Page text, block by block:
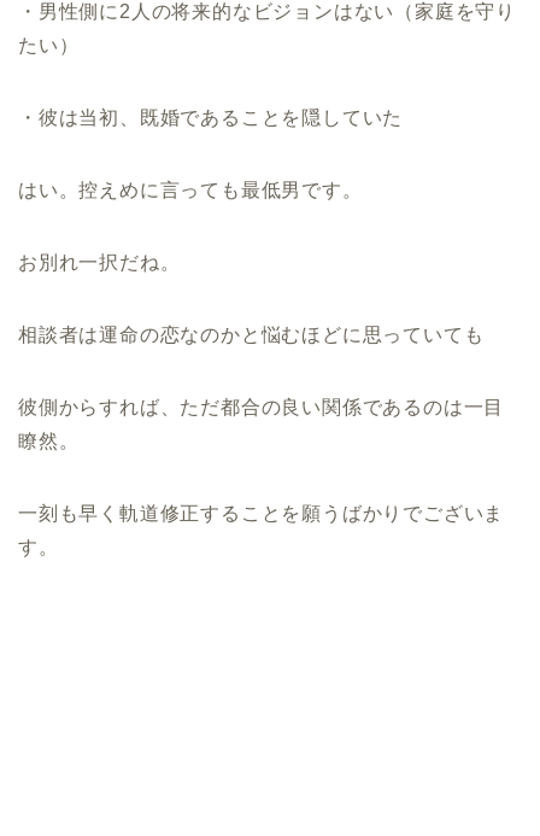
・男性側に2人の将来的なビジョンはない（家庭を守り
たい）
・彼は当初、既婚であることを隠していた
はい。控えめに言っても最低男です。
お別れ一択だね。
相談者は運命の恋なのかと悩むほどに思っていても
彼側からすれば、ただ都合の良い関係であるのは一目
瞭然。
一刻も早く軌道修正することを願うばかりでございま
す。